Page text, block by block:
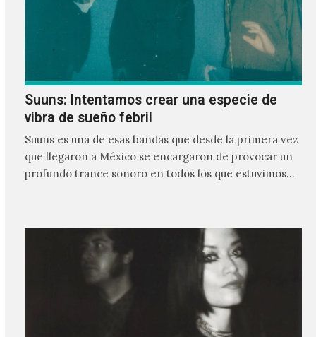
Suuns: Intentamos crear una especie de
vibra de sueño febril
Suuns es una de esas bandas que desde la primera vez
que llegaron a México se encargaron de provocar un
profundo trance sonoro en todos los que estuvimos